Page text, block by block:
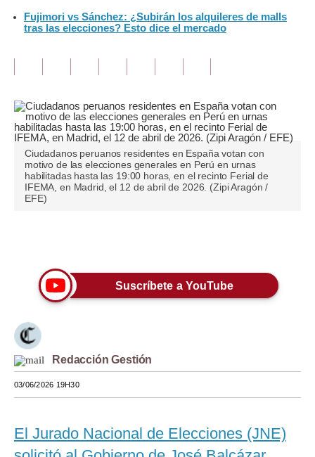
Inmobiliarias
Opinión
Editorial
Pregunta de hoy
Blogs
Tendencias
Moda
Estilos
Mundo
EEUU
México
Internacional
Fujimori vs Sánchez: ¿Subirán los alquileres de malls
tras las elecciones? Esto dice el mercado
Ciudadanos peruanos residentes en España votan con
motivo de las elecciones generales en Perú en urnas
habilitadas hasta las 19:00 horas, en el recinto Ferial de
IFEMA, en Madrid, el 12 de abril de 2026. (Zipi Aragón /
EFE)
Suscríbete a YouTube
Redacción Gestión
03/06/2026 19H30
El Jurado Nacional de Elecciones (JNE)